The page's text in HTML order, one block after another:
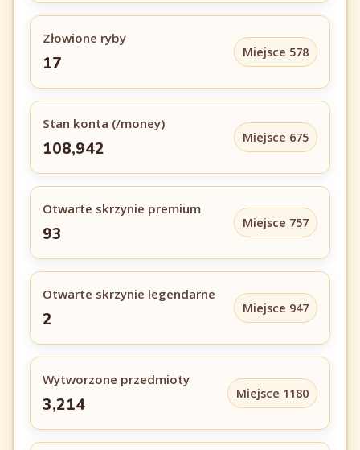
Złowione ryby
17
Miejsce 578
Stan konta (/money)
108,942
Miejsce 675
Otwarte skrzynie premium
93
Miejsce 757
Otwarte skrzynie legendarne
2
Miejsce 947
Wytworzone przedmioty
3,214
Miejsce 1180